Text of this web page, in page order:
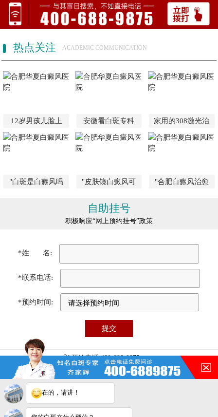
热点关注 ACADEMIC COMMUNICATION
12岁男孩儿脸上 安徽看白斑专科 家用的308激光治
"白斑是白癜风吗 "皮肤镜白癜风可 "合肥白癜风治愈
自助挂号
积极响应“网上预约挂号”政策
*姓 名:
*联系电话:
*预约时间:
预约电话:400-688-9875
医院地址:合肥市瑶海区铜陵路87号（铜陵路与裕溪路交叉口）
门诊时间:08:00 - 17:00
免责声明：本站图/文均来自于网络收集，仅供病友参考，不作为医疗诊
断依据，服用药物或进行治疗时请遵医嘱。如有转载或引用文章涉及版权
问题，请与我们联系删除！
合肥华夏白癜风医院电脑端
在的，请讲！